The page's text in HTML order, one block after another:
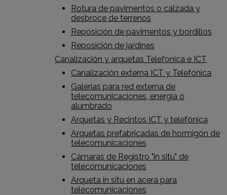
Rotura de pavimentos o calzada y
desbroce de terrenos
Reposición de pavimentos y bordillos
Reposición de jardines
Canalización y arquetas Telefonica e ICT
Canalización externa ICT y Telefónica
Galerías para red externa de
telecomunicaciones, energía o
alumbrado
Arquetas y Recintos ICT y telefónica
Arquetas prefabricadas de hormigón de
telecomunicaciones
Cámaras de Registro "in situ" de
telecomunicaciones
Arqueta in situ en acera para
telecomunicaciones